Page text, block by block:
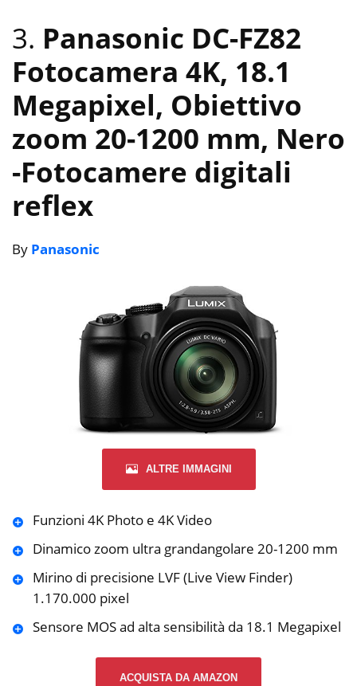
3. Panasonic DC-FZ82
Fotocamera 4K, 18.1
Megapixel, Obiettivo
zoom 20-1200 mm, Nero
-Fotocamere digitali
reflex
By Panasonic
ALTRE IMMAGINI
Funzioni 4K Photo e 4K Video
Dinamico zoom ultra grandangolare 20-1200 mm
Mirino di precisione LVF (Live View Finder)
1.170.000 pixel
Sensore MOS ad alta sensibilità da 18.1 Megapixel
ACQUISTA DA AMAZON